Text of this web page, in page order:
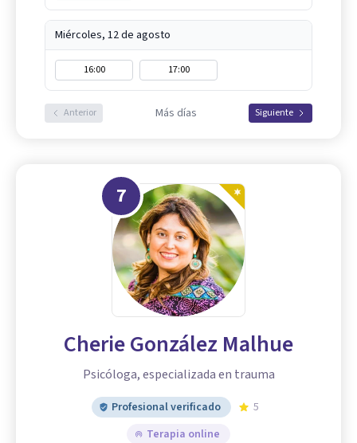
Miércoles, 12 de agosto
16:00 17:00
Anterior Más días Siguiente
7
Cherie González Malhue
Psicóloga, especializada en trauma
Profesional verificado
5
Terapia online